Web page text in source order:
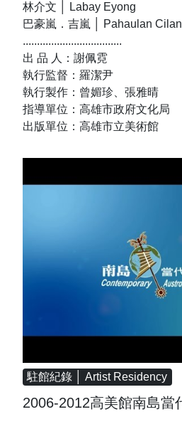
林介文 │ Labay Eyong
巴豪嵐．吉嵐 │ Pahaulan Cilan
...................................
出 品 人：謝佩霓
執行監督：羅潔尹
執行製作：曾媚珍、張雅晴
指導單位：高雄市政府文化局
出版單位：高雄市立美術館
駐館紀錄 │ Artist Residency